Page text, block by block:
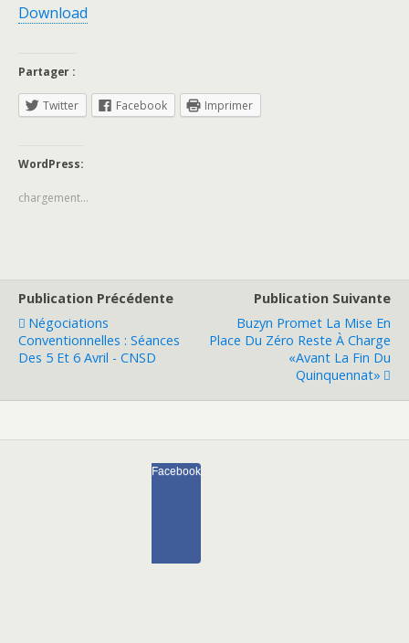
Download
Partager :
Twitter Facebook Imprimer
WordPress:
chargement…
Publication Précédente
Négociations
Conventionnelles : Séances
Des 5 Et 6 Avril - CNSD
Publication Suivante
Buzyn Promet La Mise En
Place Du Zéro Reste À Charge
«avant La Fin Du
Quinquennat»
Facebook